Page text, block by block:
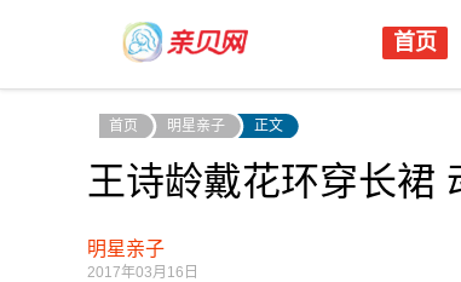
首页
首页 明星亲子 正文
王诗龄戴花环穿长裙
明星亲子
2017年03月16日